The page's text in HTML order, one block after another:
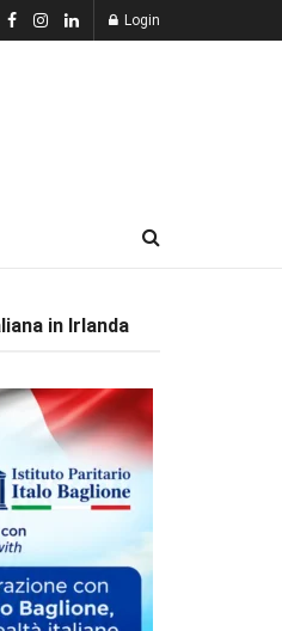
Login
in Irlanda